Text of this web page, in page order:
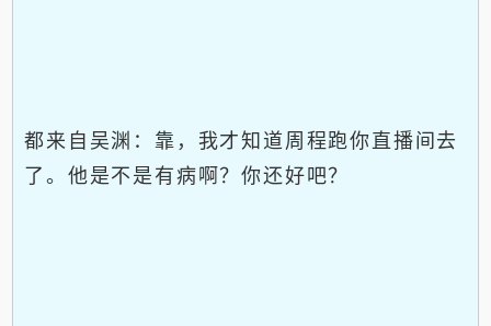
都来自吴渊：靠，我才知道周程跑你直播间去
了。他是不是有病啊？你还好吧？